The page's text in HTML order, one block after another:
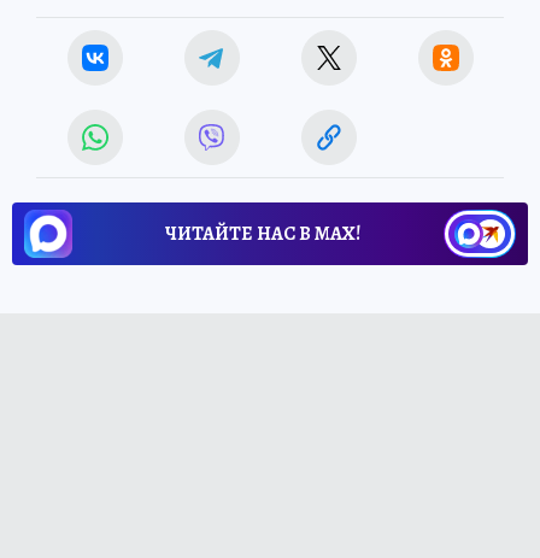
ЧИТАЙТЕ НАС В МАХ!